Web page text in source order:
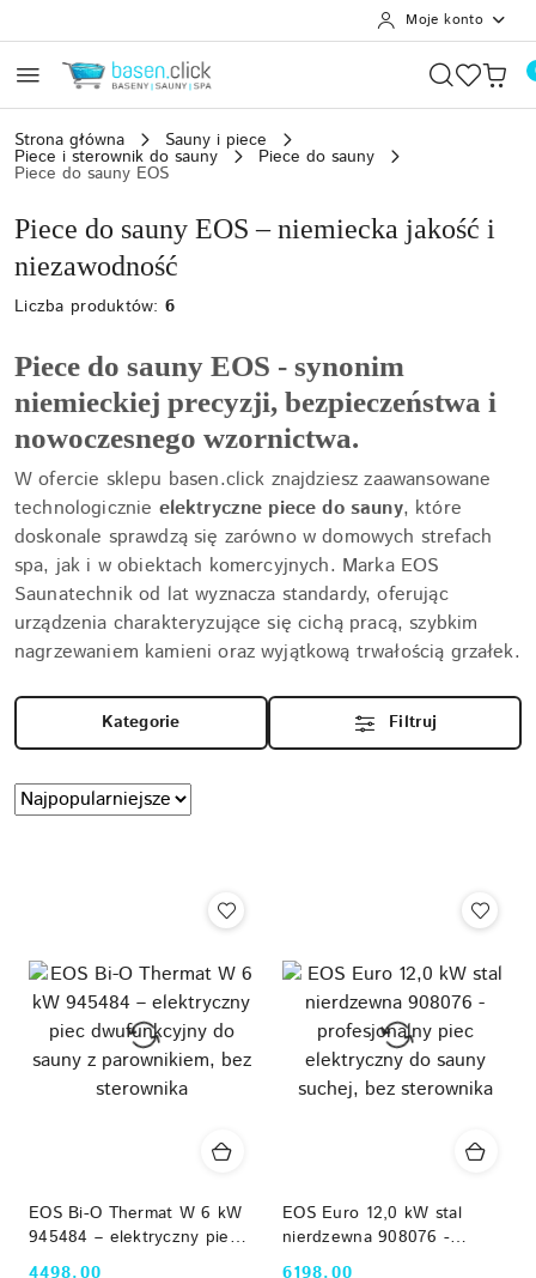
Moje konto
Strona główna Sauny i piece
Piece i sterownik do sauny Piece do sauny
Piece do sauny EOS
Piece do sauny EOS – niemiecka jakość i
niezawodność
Liczba produktów:6
Piece do sauny EOS - synonim
niemieckiej precyzji, bezpieczeństwa i
nowoczesnego wzornictwa.
W ofercie sklepu basen.click znajdziesz zaawansowane
technologicznie elektryczne piece do sauny, które
doskonale sprawdzą się zarówno w domowych strefach
spa, jak i w obiektach komercyjnych. Marka EOS
Saunatechnik od lat wyznacza standardy, oferując
urządzenia charakteryzujące się cichą pracą, szybkim
nagrzewaniem kamieni oraz wyjątkową trwałością grzałek.
Kategorie Filtruj
Zastosowano
sortowanie:
Sortuj
według
EOS Bi-O Thermat W 6 kW
945484 – elektryczny piec
dwufunkcyjny do sauny z
EOS Euro 12,0 kW stal
nierdzewna 908076 -
profesjonalny piec